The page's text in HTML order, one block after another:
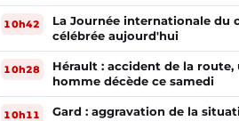
10h42
La Journée internationale du
célébrée aujourd'hui
10h28
Hérault : accident de la route,
homme décède ce samedi
10h11
Gard : aggravation de la